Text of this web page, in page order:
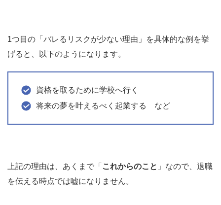
1つ目の「バレるリスクが少ない理由」を具体的な例を挙
げると、以下のようになります。
資格を取るために学校へ行く
将来の夢を叶えるべく起業する など
上記の理由は、あくまで「 これからのこと 」なので、退職
を伝える時点では嘘になりません。